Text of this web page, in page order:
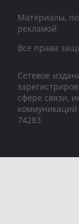
Материалы,
рекламой
Все права
Сетевое
сфере связи,
74283